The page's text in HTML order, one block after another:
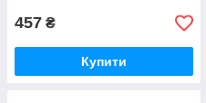
457 ₴
Купити